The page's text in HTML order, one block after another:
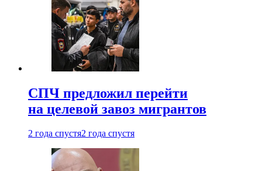
СПЧ предложил перейти
на целевой завоз мигрантов
2 года спустя2 года спустя